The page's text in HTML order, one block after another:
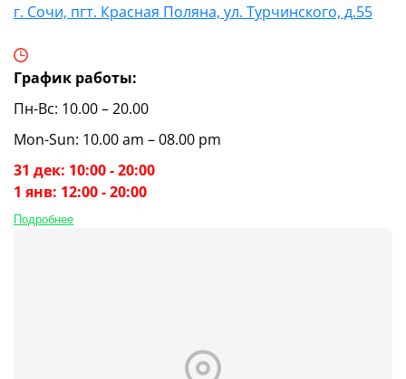
г. Сочи, пгт. Красная Поляна, ул. Турчинского, д.55
График работы:
Пн-Вс: 10.00 – 20.00
Mon-Sun: 10.00 am – 08.00 pm
31 дек: 10:00 - 20:00
1 янв: 12:00 - 20:00
Подробнее